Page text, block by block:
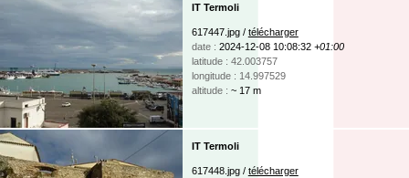
IT Termoli
617447.jpg / télécharger
date : 2024-12-08 10:08:32 +01:00
latitude : 42.003757
longitude : 14.997529
altitude : ~ 17 m
IT Termoli
617448.jpg / télécharger